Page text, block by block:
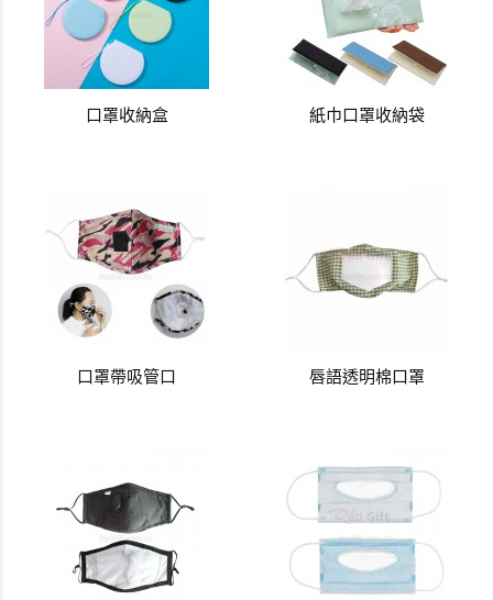
口罩收納盒 紙巾口罩收納袋
口罩帶吸管口 唇語透明棉口罩